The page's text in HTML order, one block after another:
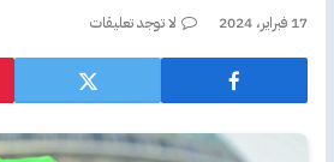
17 فبراير، 2024 لا توجد تعليقات